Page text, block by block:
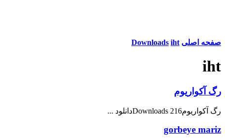
صفحه اصلی Downloads iht
iht
رگ آکواریوم
رگ آکواریوم216 Downloadsدانلود ...
gorbeye mariz